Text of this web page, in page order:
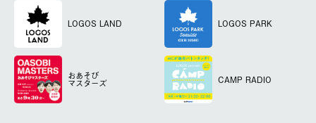
LOGOS LAND LOGOS PARK
おあそび
マスターズ CAMP RADIO